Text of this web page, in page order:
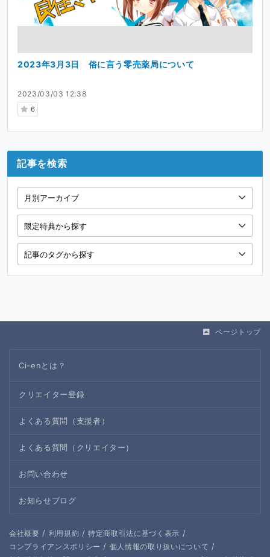
2023/03/03 12:38
6
2023年3月3日 俗に言う零売薬局について
記事を検索
ページトップ
Ci-enとは？
クリエイター登録
よくある質問（支援者）
よくある質問（クリエイター）
お問い合わせ
お知らせブログ
会社概要 / 利用規約 / 特定商取引法に基づく表示 /
コンプライアンスポリシー / 個人情報の取り扱いについて /